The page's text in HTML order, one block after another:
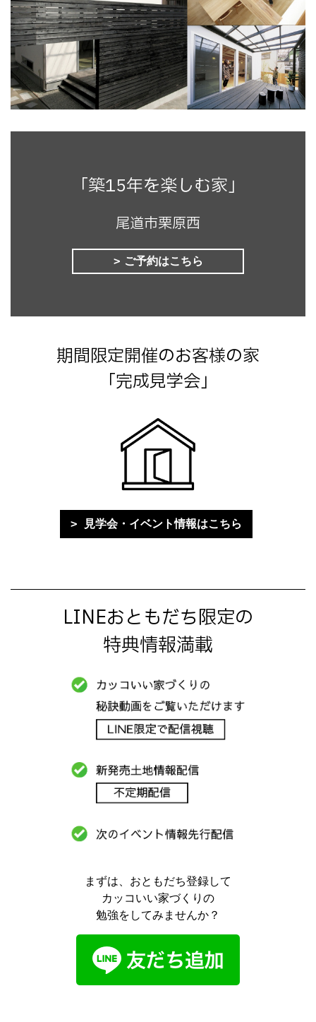
「築15年を楽しむ家」
尾道市栗原西
ご予約はこちら
期間限定開催のお客様の家
「完成見学会」
見学会・イベント情報はこちら
LINEおともだち限定の
特典情報満載
まずは、おともだち登録して
カッコいい家づくりの
勉強をしてみませんか？